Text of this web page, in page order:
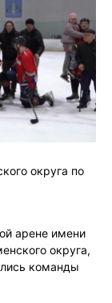
округа по
арене имени
округа,
команды